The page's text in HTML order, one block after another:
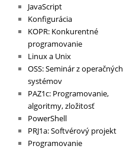
JavaScript
Konfigurácia
KOPR: Konkurentné
programovanie
Linux a Unix
OSS: Seminár z operačných
systémov
PAZ1c: Programovanie,
algoritmy, zložitosť
PowerShell
PRJ1a: Softvérový projekt
Programovanie